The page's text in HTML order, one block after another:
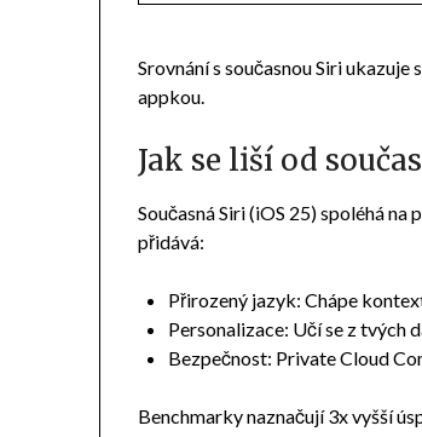
Srovnání s současnou Siri
appkou.
Jak se liší od
Současná Siri (iOS 25) spoléhá
přidává:
Přirozený jazyk: Chápe
Personalizace: Učí se z tvých
Bezpečnost: Private Cloud
Benchmarky naznačují 3x vyšší